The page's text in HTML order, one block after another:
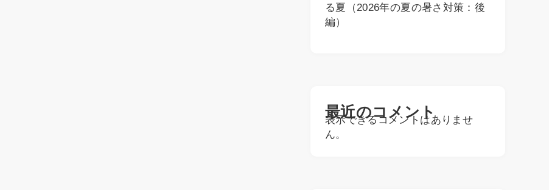
る夏（2026年の夏の暑さ対策：後
編）
最近のコメント
表示できるコメントはありませ
ん。